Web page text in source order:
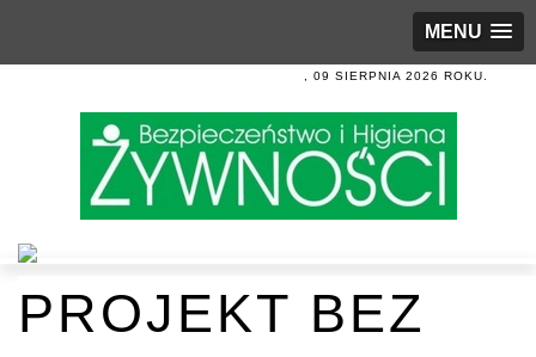
MENU
, 09 SIERPNIA 2026 ROKU.
PROJEKT BEZ